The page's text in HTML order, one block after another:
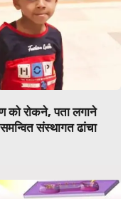
को रोकने, पता लगाने
संस्थागत ढांचा